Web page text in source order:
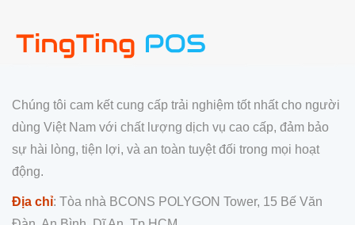
Chúng tôi cam kết cung cấp trải nghiệm tốt nhất cho người
dùng Việt Nam với chất lượng dịch vụ cao cấp, đảm bảo
sự hài lòng, tiện lợi, và an toàn tuyệt đối trong mọi hoạt
động.
Địa chỉ: Tòa nhà BCONS POLYGON Tower, 15 Bế Văn